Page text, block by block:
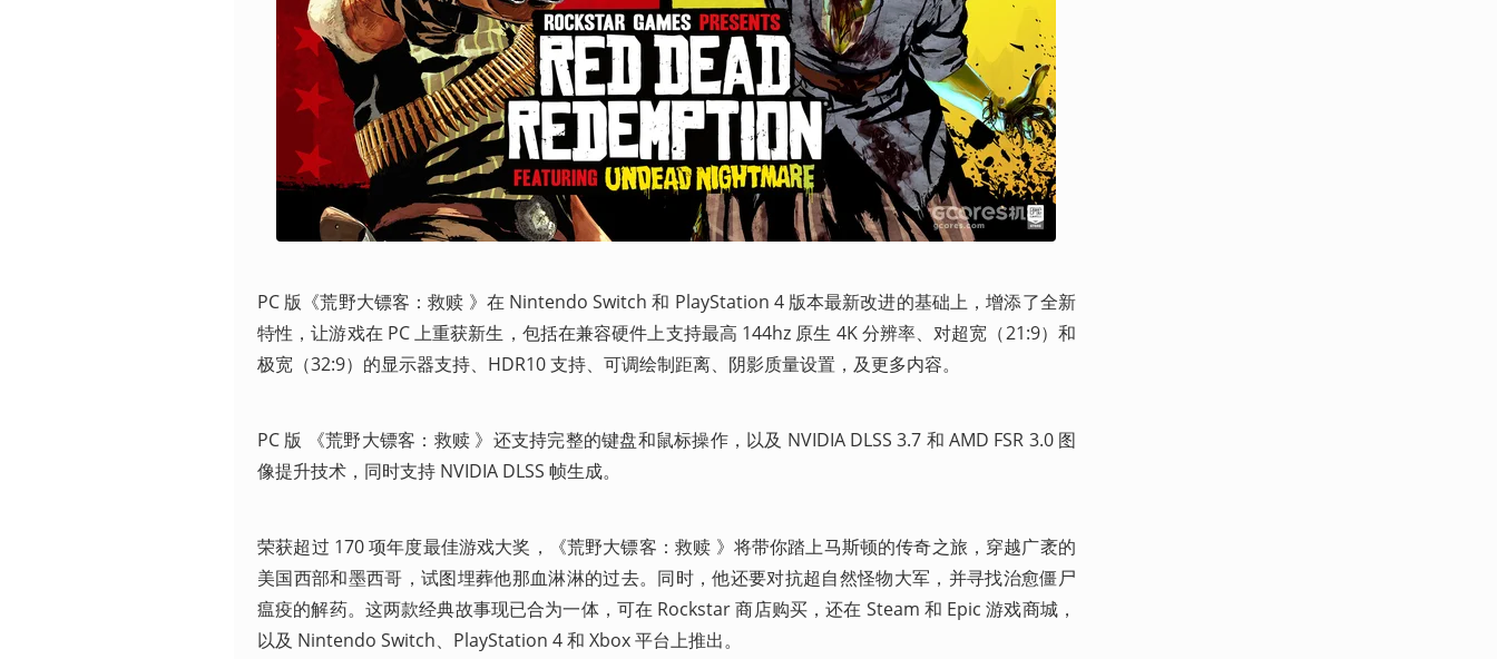
PC 版《荒野大镖客：救赎 》在 Nintendo Switch 和 PlayStation 4 版本最新改进的基础上，增添了全新
特性，让游戏在 PC 上重获新生，包括在兼容硬件上支持最高 144hz 原生 4K 分辨率、对超宽（21:9）和
极宽（32:9）的显示器支持、HDR10 支持、可调绘制距离、阴影质量设置，及更多内容。
PC 版 《荒野大镖客：救赎 》还支持完整的键盘和鼠标操作，以及 NVIDIA DLSS 3.7 和 AMD FSR 3.0 图
像提升技术，同时支持 NVIDIA DLSS 帧生成。
荣获超过 170 项年度最佳游戏大奖，《荒野大镖客：救赎 》将带你踏上马斯顿的传奇之旅，穿越广袤的
美国西部和墨西哥，试图埋葬他那血淋淋的过去。同时，他还要对抗超自然怪物大军，并寻找治愈僵尸
瘟疫的解药。这两款经典故事现已合为一体，可在 Rockstar 商店购买，还在 Steam 和 Epic 游戏商城，
以及 Nintendo Switch、PlayStation 4 和 Xbox 平台上推出。